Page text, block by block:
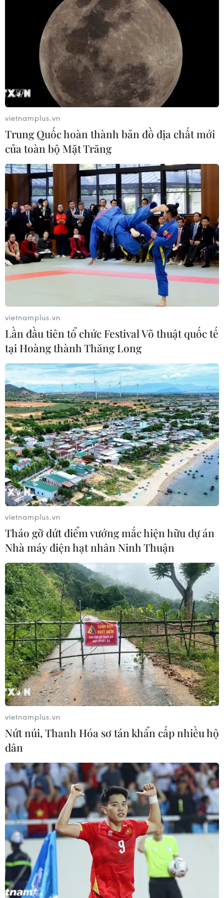
TIN CÙNG CHUYÊN MỤC
Cần Thơ thúc đẩy hợp tác du lịch với
vietnamplus.vn
Trung Quốc hoàn thành bản đồ địa chất mới
của toàn bộ Mặt Trăng
vietnamplus.vn
Lần đầu tiên tổ chức Festival Võ thuật quốc tế
tại Hoàng thành Thăng Long
vietnamplus.vn
Tháo gỡ dứt điểm vướng mắc hiện hữu dự án
Nhà máy điện hạt nhân Ninh Thuận
vietnamplus.vn
Nứt núi, Thanh Hóa sơ tán khẩn cấp nhiều hộ
dân